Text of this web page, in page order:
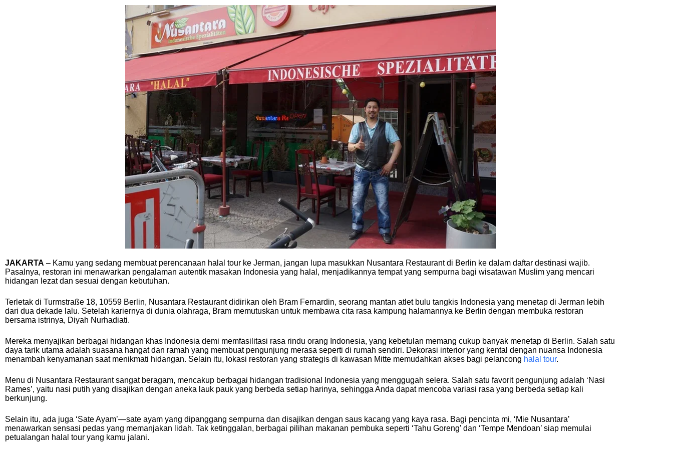
JAKARTA – Kamu yang sedang membuat perencanaan halal tour ke Jerman, jangan lupa masukkan Nusantara Restaurant di Berlin ke dalam daftar destinasi wajib.
Pasalnya, restoran ini menawarkan pengalaman autentik masakan Indonesia yang halal, menjadikannya tempat yang sempurna bagi wisatawan Muslim yang mencari
hidangan lezat dan sesuai dengan kebutuhan.
Terletak di Turmstraße 18, 10559 Berlin, Nusantara Restaurant didirikan oleh Bram Fernardin, seorang mantan atlet bulu tangkis Indonesia yang menetap di Jerman lebih
dari dua dekade lalu. Setelah kariernya di dunia olahraga, Bram memutuskan untuk membawa cita rasa kampung halamannya ke Berlin dengan membuka restoran
bersama istrinya, Diyah Nurhadiati.
Mereka menyajikan berbagai hidangan khas Indonesia demi memfasilitasi rasa rindu orang Indonesia, yang kebetulan memang cukup banyak menetap di Berlin. Salah satu
daya tarik utama adalah suasana hangat dan ramah yang membuat pengunjung merasa seperti di rumah sendiri. Dekorasi interior yang kental dengan nuansa Indonesia
menambah kenyamanan saat menikmati hidangan. Selain itu, lokasi restoran yang strategis di kawasan Mitte memudahkan akses bagi pelancong halal tour.
Menu di Nusantara Restaurant sangat beragam, mencakup berbagai hidangan tradisional Indonesia yang menggugah selera. Salah satu favorit pengunjung adalah ‘Nasi
Rames’, yaitu nasi putih yang disajikan dengan aneka lauk pauk yang berbeda setiap harinya, sehingga Anda dapat mencoba variasi rasa yang berbeda setiap kali
berkunjung.
Selain itu, ada juga ‘Sate Ayam’—sate ayam yang dipanggang sempurna dan disajikan dengan saus kacang yang kaya rasa. Bagi pencinta mi, ‘Mie Nusantara’
menawarkan sensasi pedas yang memanjakan lidah. Tak ketinggalan, berbagai pilihan makanan pembuka seperti ‘Tahu Goreng’ dan ‘Tempe Mendoan’ siap memulai
petualangan halal tour yang kamu jalani.